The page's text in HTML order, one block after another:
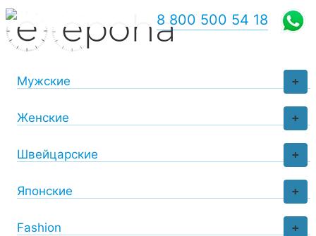
+
Мужские
+
Женские
+
Швейцарские
+
Японские
+
Fashion
8 800 500 54 18